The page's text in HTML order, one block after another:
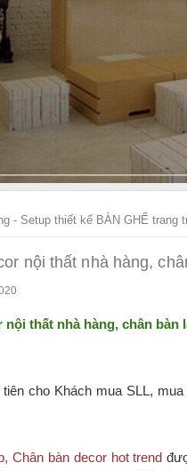
- Setup thiết kế BÀN GHẾ
nội thất nhà hàng,
nội thất nhà hàng, chân bàn
cho Khách mua SLL,
Chân bàn decor hot trend